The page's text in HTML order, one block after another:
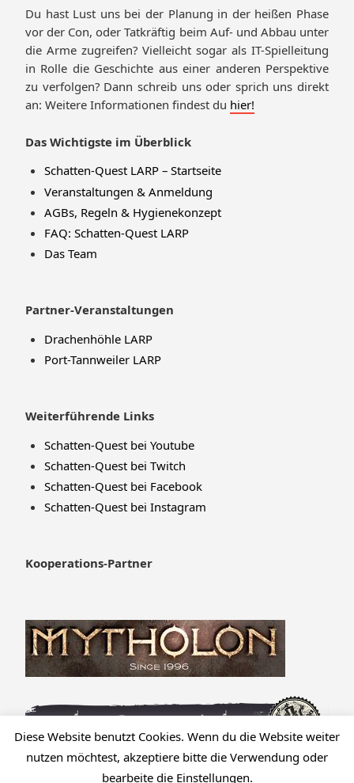
Du hast Lust uns bei der Planung in der heißen Phase
vor der Con, oder Tatkräftig beim Auf- und Abbau unter
die Arme zugreifen? Vielleicht sogar als IT-Spielleitung
in Rolle die Geschichte aus einer anderen Perspektive
zu verfolgen? Dann schreib uns oder sprich uns direkt
an: Weitere Informationen findest du hier!
Das Wichtigste im Überblick
Schatten-Quest LARP – Startseite
Veranstaltungen & Anmeldung
AGBs, Regeln & Hygienekonzept
FAQ: Schatten-Quest LARP
Das Team
Partner-Veranstaltungen
Drachenhöhle LARP
Port-Tannweiler LARP
Weiterführende Links
Schatten-Quest bei Youtube
Schatten-Quest bei Twitch
Schatten-Quest bei Facebook
Schatten-Quest bei Instagram
Kooperations-Partner
Diese Website benutzt Cookies. Wenn du die Website weiter
nutzen möchtest, akzeptiere bitte die Verwendung oder
bearbeite die Einstellungen.